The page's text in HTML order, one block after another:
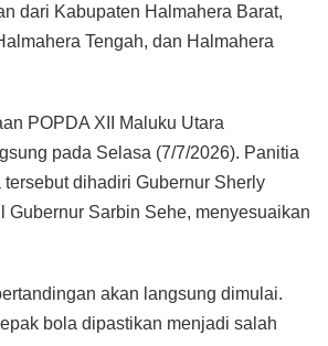
dari Kabupaten Halmahera Barat,
Tengah, dan Halmahera
POPDA XII Maluku Utara
pada Selasa (7/7/2026). Panitia
tersebut dihadiri Gubernur Sherly
Gubernur Sarbin Sehe, menyesuaikan
akan langsung dimulai.
bola dipastikan menjadi salah